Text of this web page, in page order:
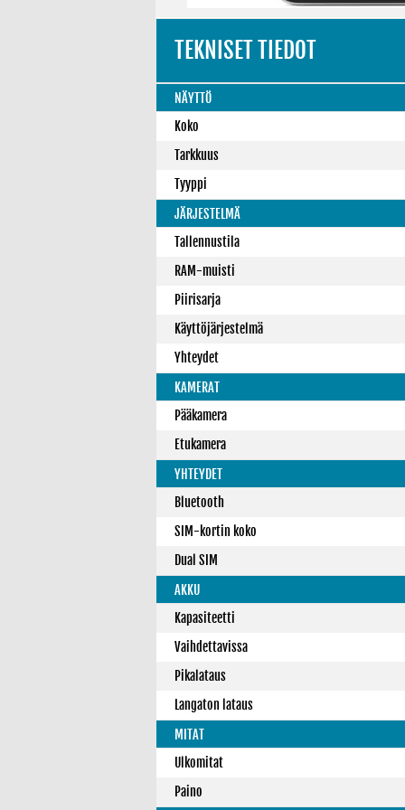
TEKNISET TIEDOT
NÄYTTÖ
Koko
Tarkkuus
Tyyppi
JÄRJESTELMÄ
Tallennustila
RAM-muisti
Piirisarja
Käyttöjärjestelmä
Yhteydet
KAMERAT
Pääkamera
Etukamera
YHTEYDET
Bluetooth
SIM-kortin koko
Dual SIM
AKKU
Kapasiteetti
Vaihdettavissa
Pikalataus
Langaton lataus
MITAT
Ulkomitat
Paino